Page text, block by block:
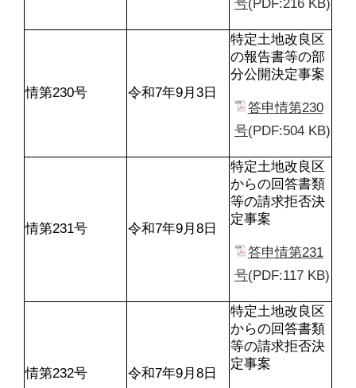
号(PDF:216 KB)
情第230号 令和7年9月3日
特定土地改良区
の報告書等の部
分公開決定事案
答申情第230
号(PDF:504 KB)
情第231号 令和7年9月8日
特定土地改良区
からの回答書類
等の請求拒否決
定事案
答申情第231
号(PDF:117 KB)
情第232号 令和7年9月8日
特定土地改良区
からの回答書類
等の請求拒否決
定事案